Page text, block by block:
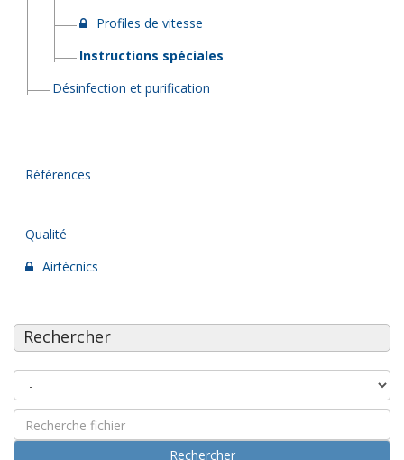
Profiles de vitesse
Instructions spéciales
Désinfection et purification
Références
Qualité
Airtècnics
Rechercher
Rechercher